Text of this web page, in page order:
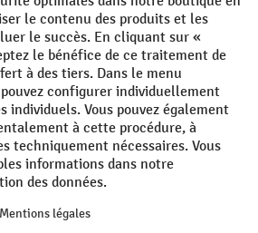
Politique de cookies
costsand possible delivery charges,
épuisement des stocks. La remise ne
Il n'est pas possible de le combiner
pourcentage ou bons de réduction. | ² La
seule fois lors de la première inscription
réduction est valable pendant 10 jours et
La réduction varie selon la catégorie de